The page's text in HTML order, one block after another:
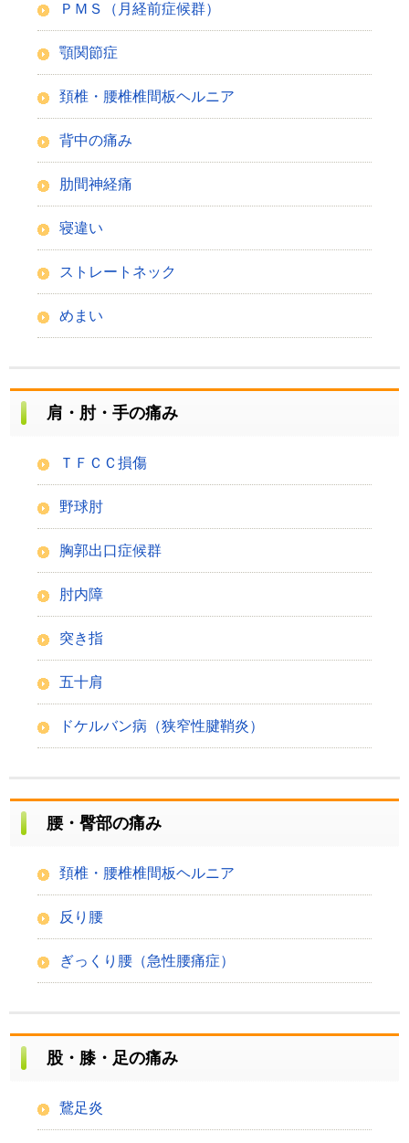
ＰＭＳ（月経前症候群）
顎関節症
頚椎・腰椎椎間板ヘルニア
背中の痛み
肋間神経痛
寝違い
ストレートネック
めまい
肩・肘・手の痛み
ＴＦＣＣ損傷
野球肘
胸郭出口症候群
肘内障
突き指
五十肩
ドケルバン病（狭窄性腱鞘炎）
腰・臀部の痛み
頚椎・腰椎椎間板ヘルニア
反り腰
ぎっくり腰（急性腰痛症）
股・膝・足の痛み
鵞足炎